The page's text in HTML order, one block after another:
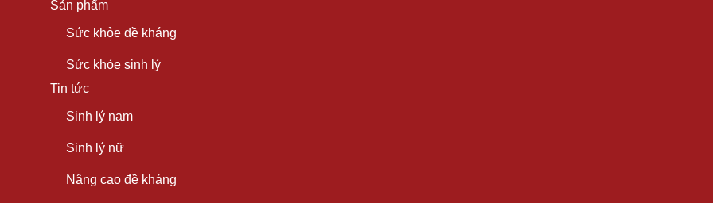
Sản phẩm
Sức khỏe đề kháng
Sức khỏe sinh lý
Tin tức
Sinh lý nam
Sinh lý nữ
Nâng cao đề kháng